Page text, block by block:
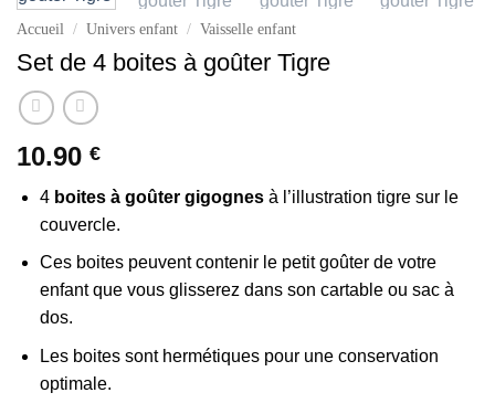
Accueil / Univers enfant / Vaisselle enfant
Set de 4 boites à goûter Tigre
10.90 €
4boites à goûter gigognes à l’illustration tigre sur le
couvercle.
Ces boites peuvent contenir le petit goûter de votre
enfant que vous glisserez dans son cartable ou sac à
dos.
Les boites sont hermétiques pour une conservation
optimale.